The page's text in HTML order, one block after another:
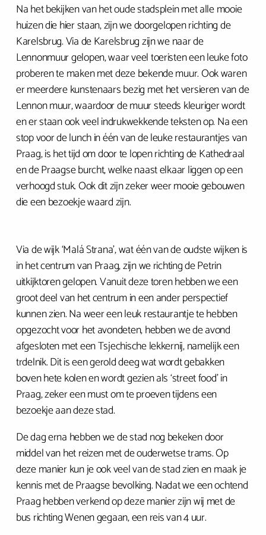
Na het bekijken van het oude stadsplein met alle mooie
huizen die hier staan, zijn we doorgelopen richting de
Karelsbrug. Via de Karelsbrug zijn we naar de
Lennonmuur gelopen, waar veel toeristen een leuke foto
proberen te maken met deze bekende muur. Ook waren
er meerdere kunstenaars bezig met het versieren van de
Lennon muur, waardoor de muur steeds kleuriger wordt
en er staan ook veel indrukwekkende teksten op. Na een
stop voor de lunch in één van de leuke restaurantjes van
Praag, is het tijd om door te lopen richting de Kathedraal
en de Praagse burcht, welke naast elkaar liggen op een
verhoogd stuk. Ook dit zijn zeker weer mooie gebouwen
die een bezoekje waard zijn.
Via de wijk ‘Malá Strana’, wat één van de oudste wijken is
in het centrum van Praag, zijn we richting de Petrin
uitkijktoren gelopen. Vanuit deze toren hebben we een
groot deel van het centrum in een ander perspectief
kunnen zien. Na weer een leuk restaurantje te hebben
opgezocht voor het avondeten, hebben we de avond
afgesloten met een Tsjechische lekkernij, namelijk een
trdelnik. Dit is een gerold deeg wat wordt gebakken
boven hete kolen en wordt gezien als ‘street food’ in
Praag, zeker een must om te proeven tijdens een
bezoekje aan deze stad.
De dag erna hebben we de stad nog bekeken door
middel van het reizen met de ouderwetse trams. Op
deze manier kun je ook veel van de stad zien en maak je
kennis met de Praagse bevolking. Nadat we een ochtend
Praag hebben verkend op deze manier zijn wij met de
bus richting Wenen gegaan, een reis van 4 uur.